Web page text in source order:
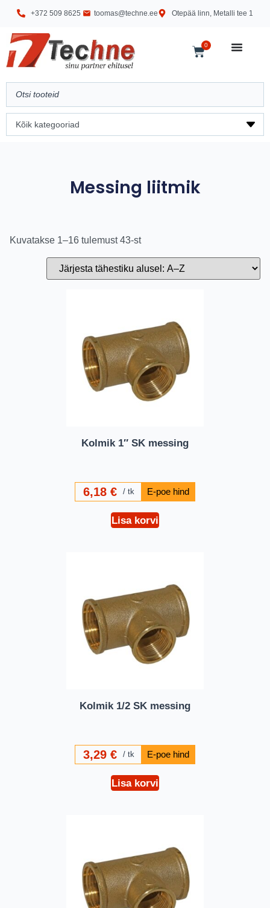
+372 509 8625 toomas@techne.ee Otepää linn, Metalli tee 1
0
Messing liitmik
Kuvatakse 1–16 tulemust 43-st
Kolmik 1″ SK messing
6,18€ tk
Lisa korvi
Kolmik 1/2 SK messing
3,29€ tk
Lisa korvi